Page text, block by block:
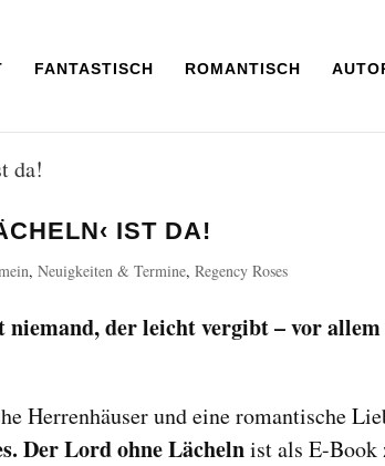
FANTASTISCH ROMANTISCH
IST DA!
,Neuigkeiten & Termine,Regency Roses
niemand, der leicht vergibt – vor
Herrenhäuser und eine romantische
Der Lord ohne Lächelnist als E-